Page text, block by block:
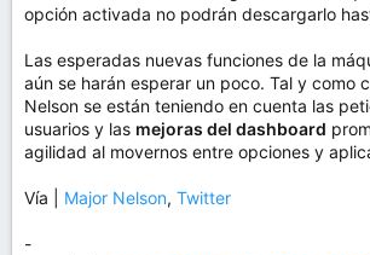
opción activada no podrán descargarlo
Las esperadas nuevas funciones de la
aún se harán esperar un poco. Tal y como
Nelson se están teniendo en cuenta las
usuarios y las mejoras del dashboard
agilidad al movernos entre opciones y
Vía | Major Nelson, Twitter
-